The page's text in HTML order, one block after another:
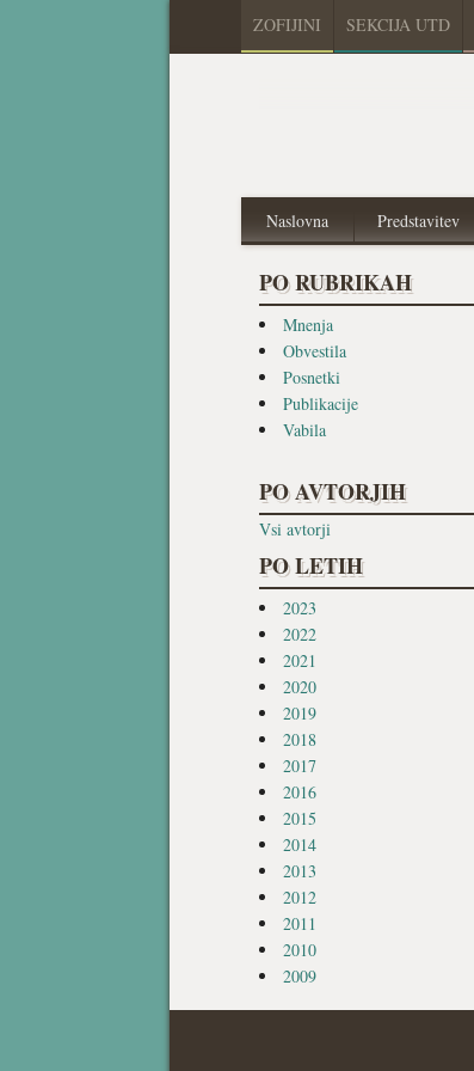
ZOFIJINI SEKCIJA UTD
Naslovna Predstavitev
PO RUBRIKAH
Mnenja
Obvestila
Posnetki
Publikacije
Vabila
PO AVTORJIH
Vsi avtorji
PO LETIH
2023
2022
2021
2020
2019
2018
2017
2016
2015
2014
2013
2012
2011
2010
2009